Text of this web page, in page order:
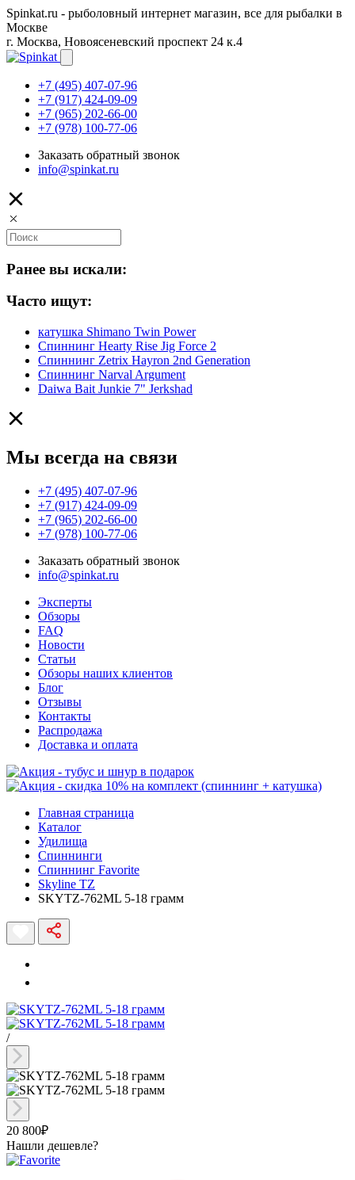
Spinkat.ru - рыболовный интернет магазин, все для рыбалки в
Москве
г. Москва, Новоясеневский проспект 24 к.4
+7 (495) 407-07-96
+7 (917) 424-09-09
+7 (965) 202-66-00
+7 (978) 100-77-06
Заказать обратный звонок
info@spinkat.ru
Ранее вы искали:
Часто ищут:
катушка Shimano Twin Power
Спиннинг Hearty Rise Jig Force 2
Спиннинг Zetrix Hayron 2nd Generation
Спиннинг Narval Argument
Daiwa Bait Junkie 7" Jerkshad
Мы всегда на связи
+7 (495) 407-07-96
+7 (917) 424-09-09
+7 (965) 202-66-00
+7 (978) 100-77-06
Заказать обратный звонок
info@spinkat.ru
Эксперты
Обзоры
FAQ
Новости
Статьи
Обзоры наших клиентов
Блог
Отзывы
Контакты
Распродажа
Доставка и оплата
Главная страница
Каталог
Удилища
Спиннинги
Спиннинг Favorite
Skyline TZ
SKYTZ-762ML 5-18 грамм
/
20 800₽
Нашли дешевле?